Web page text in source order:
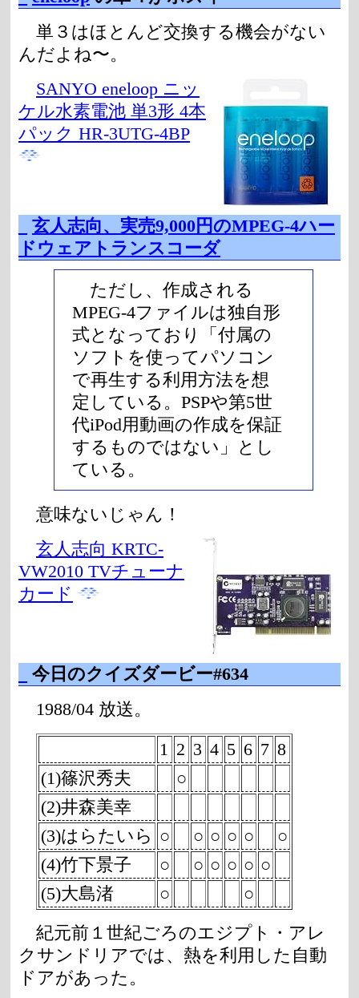
単３はほとんど交換する機会がない
んだよね〜。
SANYO eneloop ニッ
ケル水素電池 単3形 4本
パック HR-3UTG-4BP
玄人志向、実売9,000円のMPEG-4ハー
ドウェアトランスコーダ
ただし、作成される
MPEG-4ファイルは独自形
式となっており「付属の
ソフトを使ってパソコン
で再生する利用方法を想
定している。PSPや第5世
代iPod用動画の作成を保証
するものではない」とし
ている。
意味ないじゃん！
玄人志向 KRTC-
VW2010 TVチューナ
カード
今日のクイズダービー#634
1988/04 放送。
1 2 3 4 5 6 7 8
(1)篠沢秀夫
○
(2)井森美幸
(3)はらたいら ○ ○ ○ ○ ○
○
(4)竹下景子
○ ○ ○ ○ ○ ○
(5)大島渚
○
○
紀元前１世紀ごろのエジプト・アレ
クサンドリアでは、熱を利用した自動
ドアがあった。